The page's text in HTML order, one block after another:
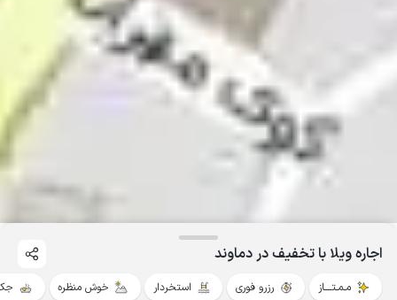
اجاره ویلا با تخفیف در دماوند
مـمـتــــاز رزرو فوری استخردار خوش منظره